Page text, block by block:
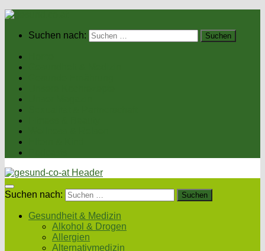
Suchen nach:
Suchen nach:
Gesundheit & Medizin
Alkohol & Drogen
Allergien
Alternativmedizin